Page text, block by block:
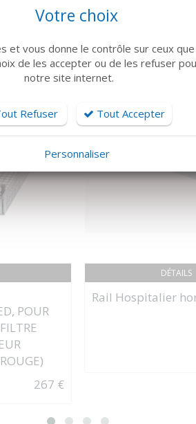
ARTICLES CONNEXES
découvrez également ces produits
NOUVEAUTÉ
POUR
267 €
DÉTAILS
Rail Hospitalier
Votre choix
et vous donne le contrôle sur ceux
de les accepter ou de les refuser
notre site internet.
Refuser Tout Accepter
Personnaliser